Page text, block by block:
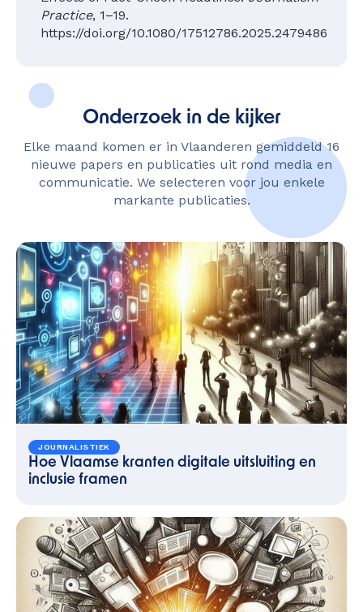
Practice, 1–19.
https://doi.org/10.1080/17512786.2025.2479486
Onderzoek in de kijker
Elke maand komen er in Vlaanderen gemiddeld 16
nieuwe papers en publicaties uit rond media en
communicatie. We selecteren voor jou enkele
markante publicaties.
JOURNALISTIEK
Hoe Vlaamse kranten digitale uitsluiting en
inclusie framen